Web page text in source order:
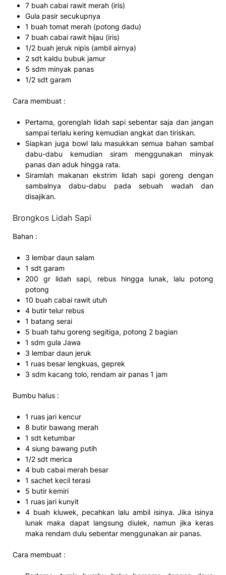
7 buah cabai rawit merah (iris)
Gula pasir secukupnya
1 buah tomat merah (potong dadu)
7 buah cabai rawit hijau (iris)
1/2 buah jeruk nipis (ambil airnya)
2 sdt kaldu bubuk jamur
5 sdm minyak panas
1/2 sdt garam
Cara membuat :
Pertama, gorenglah lidah sapi sebentar saja dan jangan
sampai terlalu kering kemudian angkat dan tiriskan.
Siapkan juga bowl lalu masukkan semua bahan sambal
dabu-dabu kemudian siram menggunakan minyak
panas dan aduk hingga rata.
Siramlah makanan ekstrim lidah sapi goreng dengan
sambalnya dabu-dabu pada sebuah wadah dan
disajikan.
Brongkos Lidah Sapi
Bahan :
3 lembar daun salam
1 sdt garam
200 gr lidah sapi, rebus hingga lunak, lalu potong
potong
10 buah cabai rawit utuh
4 butir telur rebus
1 batang serai
5 buah tahu goreng segitiga, potong 2 bagian
1 sdm gula Jawa
3 lembar daun jeruk
1 ruas besar lengkuas, geprek
3 sdm kacang tolo, rendam air panas 1 jam
Bumbu halus :
1 ruas jari kencur
8 butir bawang merah
1 sdt ketumbar
4 siung bawang putih
1/2 sdt merica
4 bub cabai merah besar
1 sachet kecil terasi
5 butir kemiri
1 ruas jari kunyit
4 buah kluwek, pecahkan lalu ambil isinya. Jika isinya
lunak maka dapat langsung diulek, namun jika keras
maka rendam dulu sebentar menggunakan air panas.
Cara membuat :